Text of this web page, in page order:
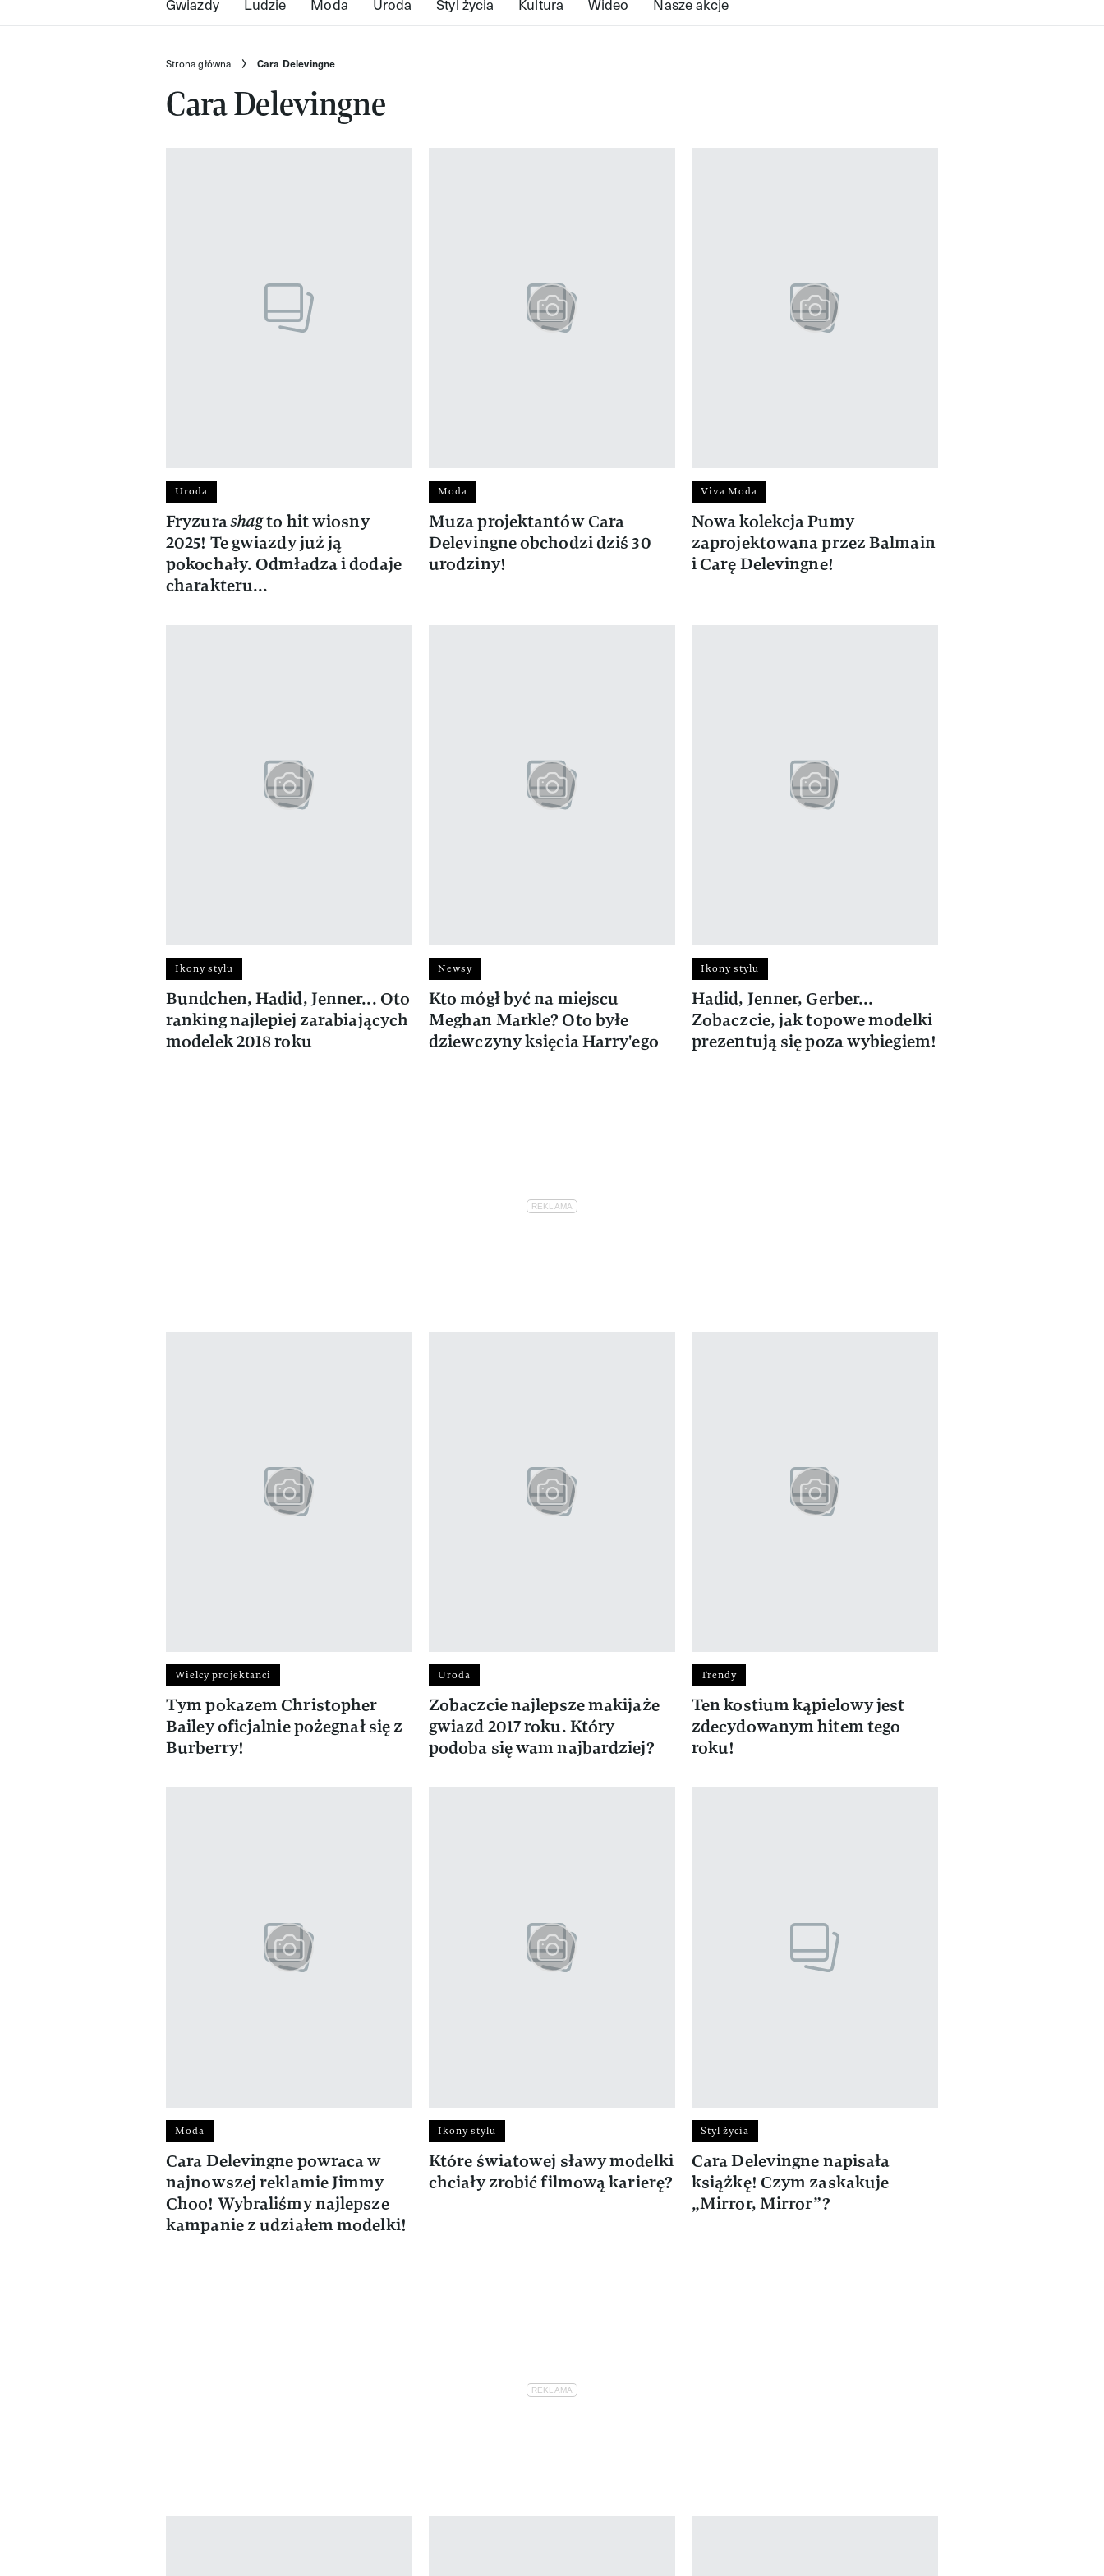
Strona główna Cara Delevingne
Cara Delevingne
Uroda
Fryzurashagto hit wiosny
2025! Te gwiazdy już ją
pokochały. Odmładza i dodaje
charakteru...
Moda
Muza projektantów Cara
Delevingne obchodzi dziś 30
urodziny!
Viva Moda
Nowa kolekcja Pumy
zaprojektowana przez Balmain
i Carę Delevingne!
Ikony stylu
Bundchen, Hadid, Jenner... Oto
ranking najlepiej zarabiających
modelek 2018 roku
Newsy
Kto mógł być na miejscu
Meghan Markle? Oto byłe
dziewczyny księcia Harry'ego
Ikony stylu
Hadid, Jenner, Gerber...
Zobaczcie, jak topowe modelki
prezentują się poza wybiegiem!
Wielcy projektanci
Tym pokazem Christopher
Bailey oficjalnie pożegnał się z
Burberry!
Uroda
Zobaczcie najlepsze makijaże
gwiazd 2017 roku. Który
podoba się wam najbardziej?
Trendy
Ten kostium kąpielowy jest
zdecydowanym hitem tego
roku!
Moda
Cara Delevingne powraca w
najnowszej reklamie Jimmy
Choo! Wybraliśmy najlepsze
kampanie z udziałem modelki!
Ikony stylu
Które światowej sławy modelki
chciały zrobić filmową karierę?
Styl życia
Cara Delevingne napisała
książkę! Czym zaskakuje
„Mirror, Mirror”?